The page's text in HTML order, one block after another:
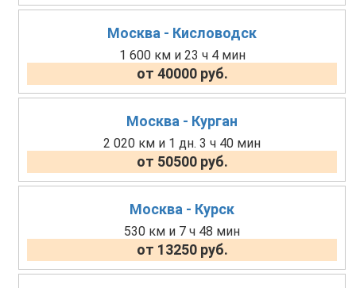
Москва - Кисловодск
1 600 км и 23 ч 4 мин
от 40000 руб.
Москва - Курган
2 020 км и 1 дн. 3 ч 40 мин
от 50500 руб.
Москва - Курск
530 км и 7 ч 48 мин
от 13250 руб.